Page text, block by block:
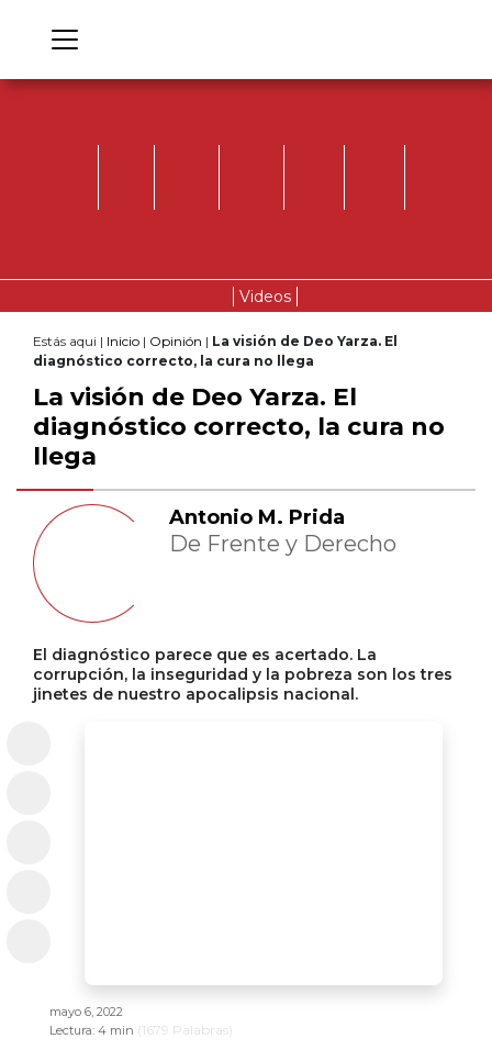
Videos
Estás aqui | Inicio | Opinión | La visión de Deo Yarza. El
diagnóstico correcto, la cura no llega
La visión de Deo Yarza. El
diagnóstico correcto, la cura no
llega
Antonio M. Prida
De Frente y Derecho
El diagnóstico parece que es acertado. La
corrupción, la inseguridad y la pobreza son los tres
jinetes de nuestro apocalipsis nacional.
mayo 6, 2022
Lectura: 4 min ( 1679 Palabras)